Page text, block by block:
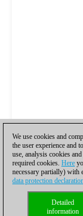
We use cookies and
the user experience and
use, analysis cookies
required cookies. Here
necessary partially) with
data protection
Detailed
information